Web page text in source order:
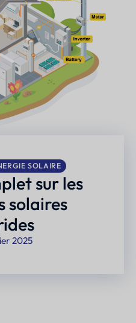
SOLAIRE
sur les
solaires
2025